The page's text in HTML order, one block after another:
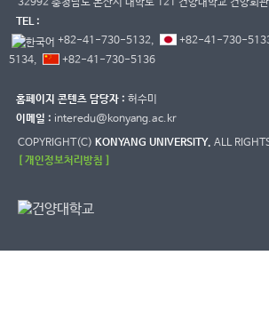
32992 충청남도 논산시 대학로 121 건양대학교 건양회
TEL :
+82-41-730-5132,
+82-41-730-
5134,
+82-41-730-5136
홈페이지 콘텐츠 담당자 : 허수미
이메일 : interedu@konyang.ac.kr
COPYRIGHT(C) KONYANG UNIVERSITY. ALL
[ 개인정보처리방침 ]